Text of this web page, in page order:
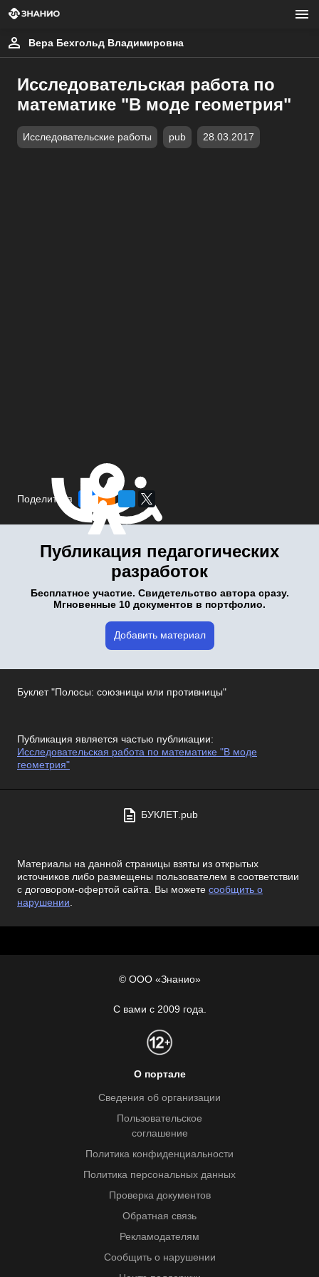
Вера Бехгольд Владимировна
Исследовательская работа по
математике "В моде геометрия"
Исследовательские работы pub 28.03.2017
Поделиться
Публикация педагогических
разработок
Бесплатное участие. Свидетельство автора сразу.
Мгновенные 10 документов в портфолио.
Добавить материал
Буклет "Полосы: союзницы или противницы"
Публикация является частью публикации:
Исследовательская работа по математике "В моде
геометрия"
БУКЛЕТ.pub
Материалы на данной страницы взяты из открытых
источников либо размещены пользователем в соответствии
с договором-офертой сайта. Вы можете сообщить о
нарушении.
© ООО «Знанио»
С вами с 2009 года.
О портале
Сведения об организации
Пользовательское
соглашение
Политика конфиденциальности
Политика персональных данных
Проверка документов
Обратная связь
Рекламодателям
Сообщить о нарушении